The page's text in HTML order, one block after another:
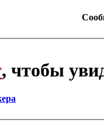
, чтобы